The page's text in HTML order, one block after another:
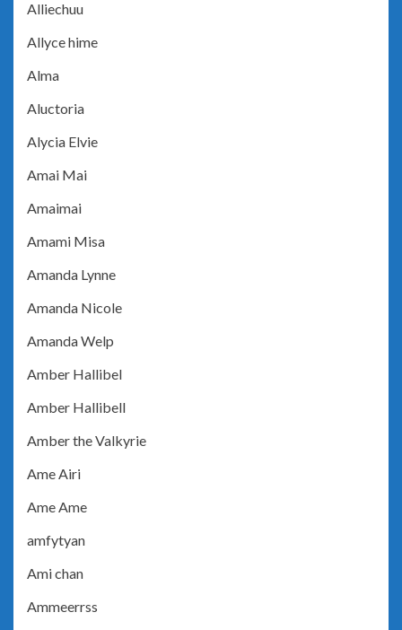
Alliechuu
Allyce hime
Alma
Aluctoria
Alycia Elvie
Amai Mai
Amaimai
Amami Misa
Amanda Lynne
Amanda Nicole
Amanda Welp
Amber Hallibel
Amber Hallibell
Amber the Valkyrie
Ame Airi
Ame Ame
amfytyan
Ami chan
Ammeerrss